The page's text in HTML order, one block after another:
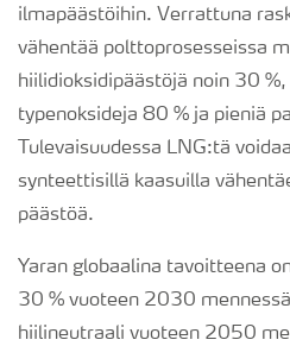
ilmapäästöihin. Verrattuna
vähentää polttoprosesseissa
hiilidioksidipäästöjä noin 30
typenoksideja 80 % ja pieniä
Tulevaisuudessa LNG:tä
synteettisillä kaasuilla
päästöä.
Yaran globaalina tavoitteena
30 % vuoteen 2030
hiilineutraali vuoteen 2050